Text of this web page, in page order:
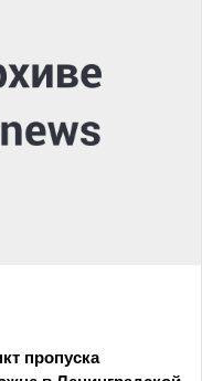
пропуска